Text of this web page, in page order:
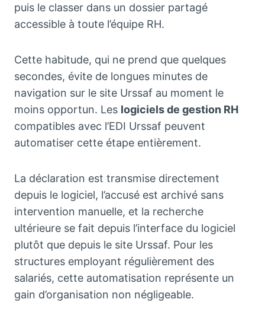
puis le classer dans un dossier partagé
accessible à toute l’équipe RH.
Cette habitude, qui ne prend que quelques
secondes, évite de longues minutes de
navigation sur le site Urssaf au moment le
moins opportun. Les logiciels de gestion RH
compatibles avec l’EDI Urssaf peuvent
automatiser cette étape entièrement.
La déclaration est transmise directement
depuis le logiciel, l’accusé est archivé sans
intervention manuelle, et la recherche
ultérieure se fait depuis l’interface du logiciel
plutôt que depuis le site Urssaf. Pour les
structures employant régulièrement des
salariés, cette automatisation représente un
gain d’organisation non négligeable.